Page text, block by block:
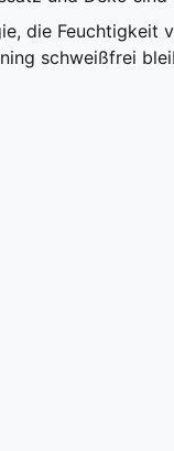
die Feuchtigkeit
schweißfrei